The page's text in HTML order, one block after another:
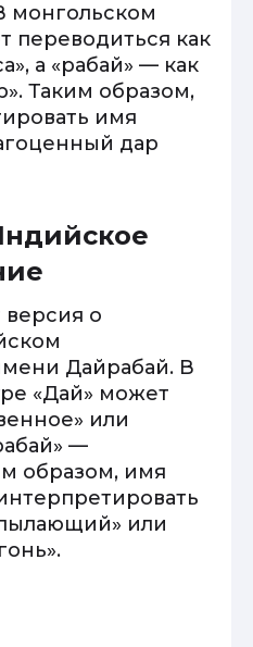
монгольском
переводиться как
а «рабай» — как
Таким образом,
имя
дар
версия о
Дайрабай. В
«Дай» может
или
—
образом, имя
или